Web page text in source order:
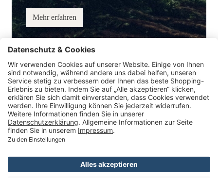
Mehr erfahren
Service-Hotline
Information
Service
Zahlungsmöglichkeiten
* Alle Preise inkl. gesetzl. Mehrwertsteuer.